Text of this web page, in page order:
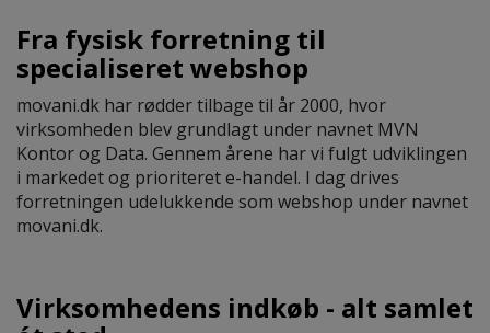
Fra fysisk forretning til
specialiseret webshop
movani.dk har rødder tilbage til år 2000, hvor
virksomheden blev grundlagt under navnet MVN
Kontor og Data. Gennem årene har vi fulgt udviklingen
i markedet og prioriteret e-handel. I dag drives
forretningen udelukkende som webshop under navnet
movani.dk.
Virksomhedens indkøb - alt samlet